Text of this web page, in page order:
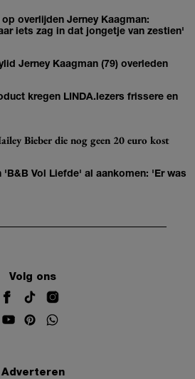
overlijden Jerney Kaagman:
iets zag in dat jongetje van zestien'
Jerney Kaagman (79) overleden
kregen LINDA.lezers frissere en
Bieber die nog geen 20 euro kost
'B&B Vol Liefde' al aankomen: 'Er was
Volg ons
Adverteren